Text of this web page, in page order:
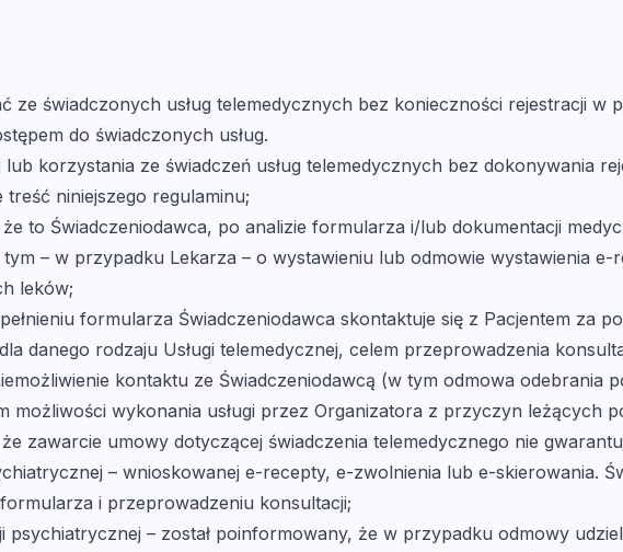
ze świadczonych usług telemedycznych bez konieczności rejestracji
do świadczonych usług.
korzystania ze świadczeń usług telemedycznych bez dokonywania
treść niniejszego regulaminu;
to Świadczeniodawca, po analizie formularza i/lub dokumentacji
– w przypadku Lekarza – o wystawieniu lub odmowie wystawienia
leków;
formularza Świadczeniodawca skontaktuje się z Pacjentem za
danego rodzaju Usługi telemedycznej, celem przeprowadzenia
kontaktu ze Świadczeniodawcą (w tym odmowa odebrania
możliwości wykonania usługi przez Organizatora z przyczyn leżących
zawarcie umowy dotyczącej świadczenia telemedycznego nie
– wnioskowanej e-recepty, e-zwolnienia lub e-skierowania.
i przeprowadzeniu konsultacji;
– został poinformowany, że w przypadku odmowy